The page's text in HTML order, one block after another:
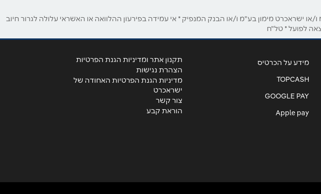
מימון בע"מ ו/או הבנק המנפיק * אי עמידה בפירעון ההלוואה או האשראי עלולה לגרור חיוב
לפועל * טל"ח
מידע על הכרטיס
TOPCASH
GOOGLE PAY
Apple pay
תקנון אתר ומדיניות הגנת הפרטיות
הצהרת נגישות
מדיניות הגנת הפרטיות האחודה של
ישראכרט
צור קשר
הוראת קבע